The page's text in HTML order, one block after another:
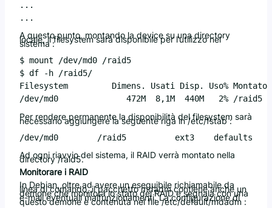
...
A questo punto, montando la device su una directory
locale, il filesystem sarà disponibile per l’utilizzo nel
sistema :
$ mount /dev/md0 /raid5
$ df -h /raid5/
Filesystem         Dimens. Usati Disp. Uso% Montato
Per rendere permanente la disponibilità del filesystem sarà
necessario aggiungere la seguente riga in /etc/fstab :
Ad ogni riavvio del sistema, il RAID verrà montato nella
directory /raid5.
Monitorare i RAID
In Debian, oltre ad avere un eseguibile richiamabile da
linea di comando, il pacchetto mdadm contiene anche un
demone che monitora lo stato dei RAID e segnala con una
e-mail eventuali malfunzionamenti. La configurazione di
questo demone è contenuta nel file /etc/default/mdadm :